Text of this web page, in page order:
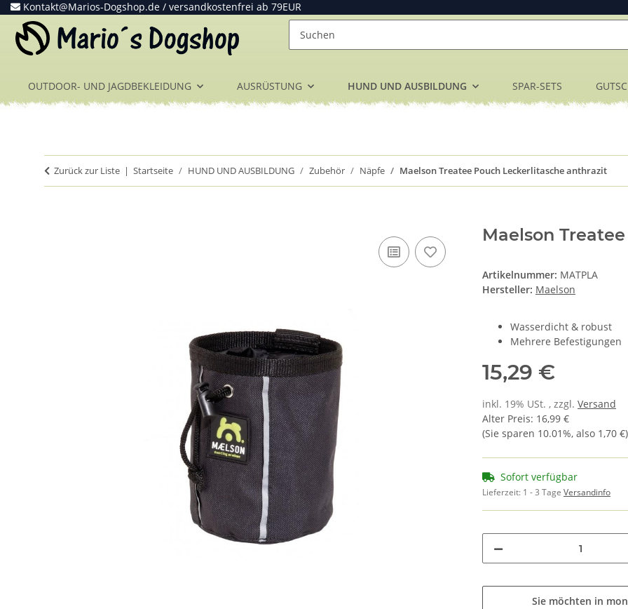
Kontakt@Marios-Dogshop.de / versandkostenfrei ab 79EUR
OUTDOOR- UND JAGDBEKLEIDUNG AUSRÜSTUNG HUND UND AUSBILDUNG SPAR-SETS
Zurück zur Liste Startseite HUND UND AUSBILDUNG Zubehör Näpfe Maelson Treatee Pouch Leckerlitasche anthrazit
Maelson
Artikelnummer: MATPLA
Hersteller: Maelson
Wasserdicht & robust
Mehrere Befestigungen
15,29 €
inkl. 19% USt. , zzgl. Versand
Alter Preis: 16,99 €
(Sie sparen 10.01%, also 1,70 €)
Sofort verfügbar
Lieferzeit: 1 - 3 Tage Versandinfo
Sie möchten in